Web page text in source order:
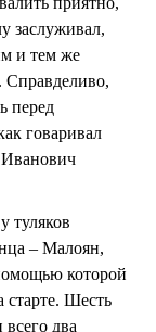
заслуживал,
и тем же
Справделиво,
перед
говаривал
Иванович
туляков
– Малоян,
которой
старте. Шесть
два